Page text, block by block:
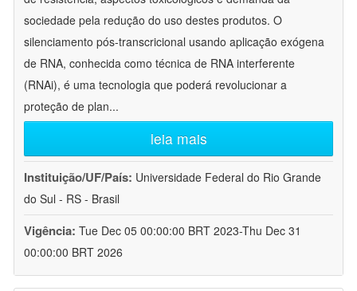
sociedade pela redução do uso destes produtos. O
silenciamento pós-transcricional usando aplicação exógena
de RNA, conhecida como técnica de RNA interferente
(RNAi), é uma tecnologia que poderá revolucionar a
proteção de plan...
leia mais
Instituição/UF/País: Universidade Federal do Rio Grande
do Sul - RS - Brasil
Vigência: Tue Dec 05 00:00:00 BRT 2023-Thu Dec 31
00:00:00 BRT 2026